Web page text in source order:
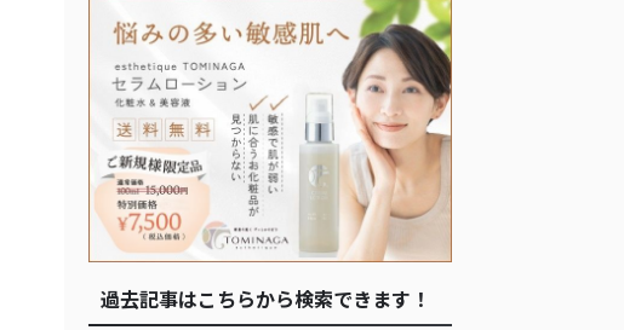
過去記事はこちらから検索できます！